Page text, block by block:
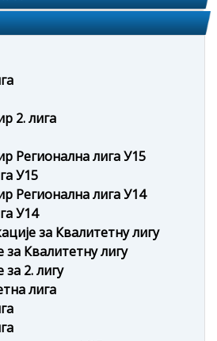
2. лига
Регионална лига У15
У15
Регионална лига У14
У14
за Квалитетну лигу
за Квалитетну лигу
2. лигу
лига